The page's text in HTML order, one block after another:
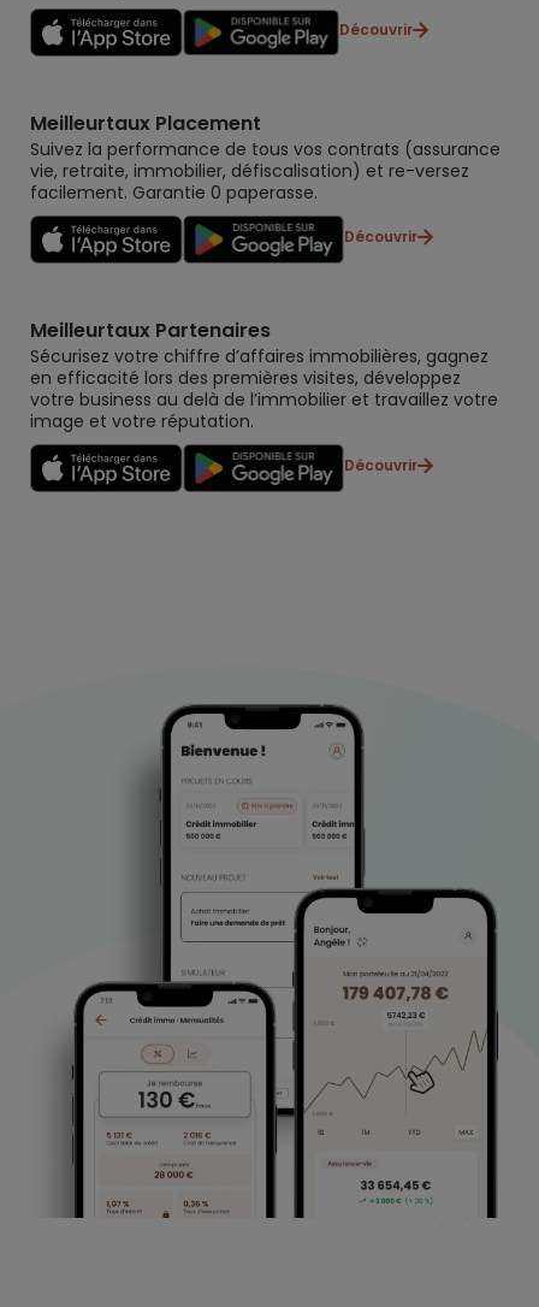
Découvrir
Meilleurtaux Placement
Suivez la performance de tous vos contrats (assurance
vie, retraite, immobilier, défiscalisation) et re-versez
facilement. Garantie 0 paperasse.
Découvrir
Meilleurtaux Partenaires
Sécurisez votre chiffre d’affaires immobilières, gagnez
en efficacité lors des premières visites, développez
votre business au delà de l’immobilier et travaillez votre
image et votre réputation.
Découvrir